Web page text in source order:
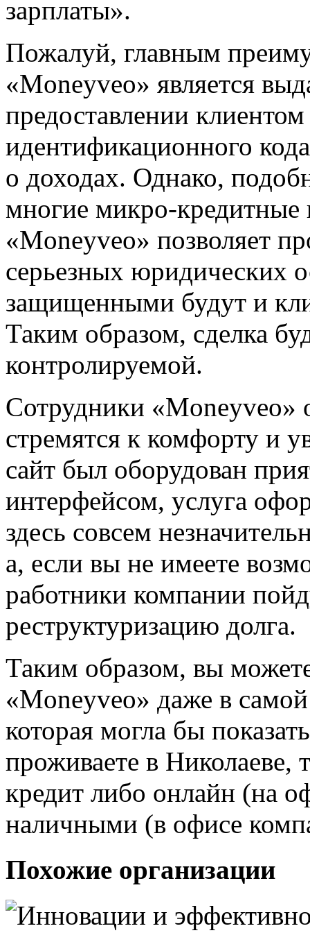
зарплаты».
Пожалуй, главным
«Moneyveo» является
предоставлении
идентификационного
о доходах. Однако,
многие микро-
«Moneyveo» позволяет
серьезных юридических
защищенными будут и
Таким образом, сделка
контролируемой.
Сотрудники «Moneyveo»
стремятся к комфорту и
сайт был оборудован
интерфейсом, услуга
здесь совсем
а, если вы не имеете
работники компании
реструктуризацию долга.
Таким образом, вы
«Moneyveo» даже в
которая могла бы
проживаете в Николаеве,
кредит либо онлайн (на
наличными (в офисе
Похожие организации